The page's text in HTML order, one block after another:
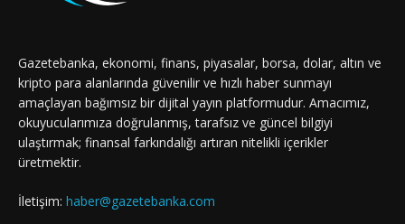
Gazetebanka, ekonomi, finans, piyasalar, borsa, dolar, altın ve
kripto para alanlarında güvenilir ve hızlı haber sunmayı
amaçlayan bağımsız bir dijital yayın platformudur. Amacımız,
okuyucularımıza doğrulanmış, tarafsız ve güncel bilgiyi
ulaştırmak; finansal farkındalığı artıran nitelikli içerikler
üretmektir.
İletişim: haber@gazetebanka.com